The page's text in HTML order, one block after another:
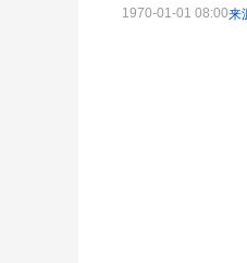
1970-01-01 08:00来